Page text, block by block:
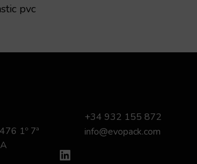
pvc
1º 7ª
+34 932 155 872
info@evopack.com
LinkedIn